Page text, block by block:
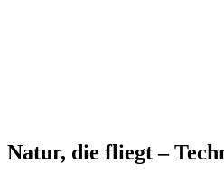
Natur, die fliegt –